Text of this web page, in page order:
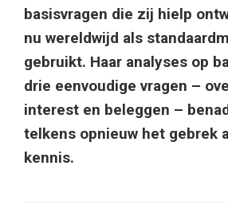
basisvragen die zij hielp
nu wereldwijd als
gebruikt. Haar analyses op
drie eenvoudige vragen –
interest en beleggen –
telkens opnieuw het gebrek
kennis.